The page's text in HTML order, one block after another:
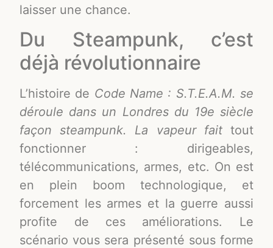
laisser une chance.
Du Steampunk, c’est
déjà révolutionnaire
L’histoire de Code Name : S.T.E.A.M. se
déroule dans un Londres du 19e siècle
façon steampunk. La vapeur fait tout
fonctionner : dirigeables,
télécommunications, armes, etc. On est
en plein boom technologique, et
forcement les armes et la guerre aussi
profite de ces améliorations. Le
scénario vous sera présenté sous forme